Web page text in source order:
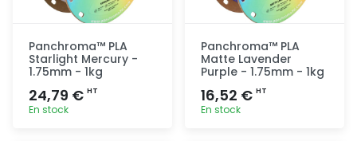
Panchroma™ PLA
Starlight Mercury -
1.75mm - 1kg
24,79 € HT
En stock
Panchroma™ PLA
Matte Lavender
Purple - 1.75mm - 1kg
16,52 € HT
En stock